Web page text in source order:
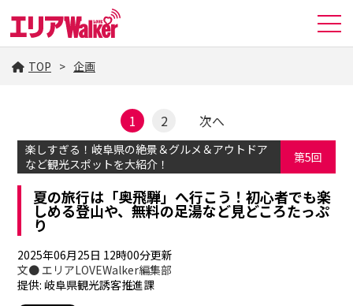
TOP 企画
1 2 次へ
楽しすぎる！岐阜県の絶景＆グルメ＆アウトドア
など観光スポットを大紹介！
第5回
夏の旅行は「奥飛騨」へ行こう！初心者でも楽
しめる登山や、無料の足湯など見どころたっぷ
り
2025年06月25日 12時00分更新
文● エリアLOVEWalker編集部
提供: 岐阜県観光誘客推進課